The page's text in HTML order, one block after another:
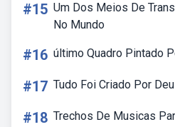
#15 Um Dos Meios De
No Mundo
#16 último Quadro Pintado
#17 Tudo Foi Criado Por
#18 Trechos De Musicas